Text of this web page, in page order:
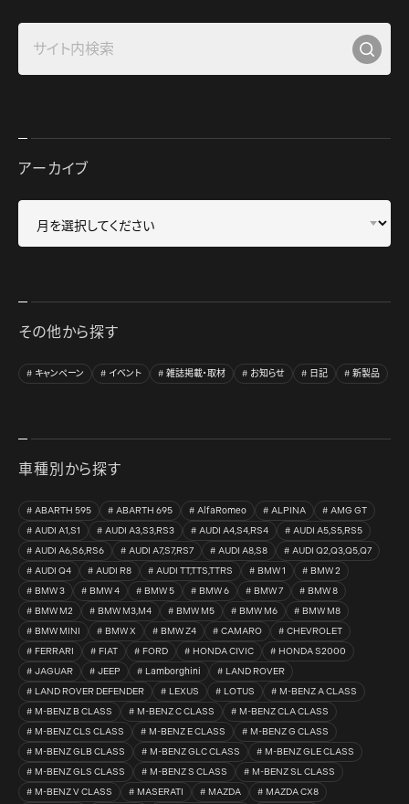
アーカイブ
その他から探す
キャンペーン イベント 雑誌掲載・取材 お知らせ 日記 新製品
車種別から探す
ABARTH 595 ABARTH 695 AlfaRomeo ALPINA
AMG GT
AUDI A1,S1
AUDI A3,S3,RS3 AUDI A4,S4,RS4
AUDI A5,S5,RS5
AUDI A6,S6,RS6
AUDI A7,S7,RS7 AUDI A8,S8
AUDI Q2,Q3,Q5,Q7
AUDI Q4
AUDI R8 AUDI TT,TTS,TTRS BMW 1
BMW 2
BMW 3
BMW 4 BMW 5 BMW 6 BMW 7
BMW 8
BMW M2
BMW M3,M4 BMW M5 BMW M6
BMW M8
BMW MINI
BMW X BMW Z4 CAMARO
CHEVROLET
FERRARI
FIAT FORD HONDA CIVIC
HONDA S2000
JAGUAR
JEEP Lamborghini
LAND ROVER
LAND ROVER DEFENDER
LEXUS LOTUS
M-BENZ A CLASS
M-BENZ B CLASS
M-BENZ C CLASS
M-BENZ CLA CLASS
M-BENZ CLS CLASS
M-BENZ E CLASS
M-BENZ G CLASS
M-BENZ GLB CLASS
M-BENZ GLC CLASS
M-BENZ GLE CLASS
M-BENZ GLS CLASS
M-BENZ S CLASS
M-BENZ SL CLASS
M-BENZ V CLASS
MASERATI MAZDA
MAZDA CX8